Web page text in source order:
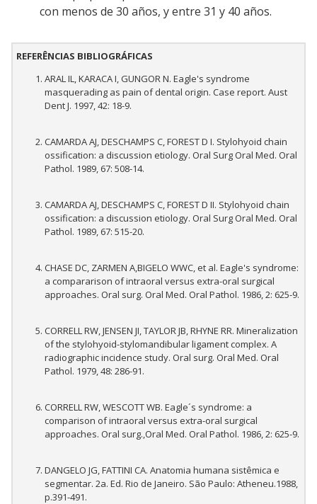
con menos de 30 años, y entre 31 y 40 años.
REFERÊNCIAS BIBLIOGRÁFICAS
ARAL IL, KARACA I, GUNGOR N. Eagle's syndrome
masquerading as pain of dental origin. Case report. Aust
Dent J. 1997, 42: 18-9.
CAMARDA AJ, DESCHAMPS C, FOREST D I. Stylohyoid chain
ossification: a discussion etiology. Oral Surg Oral Med. Oral
Pathol. 1989, 67: 508-14.
CAMARDA AJ, DESCHAMPS C, FOREST D II. Stylohyoid chain
ossification: a discussion etiology. Oral Surg Oral Med. Oral
Pathol. 1989, 67: 515-20.
CHASE DC, ZARMEN A,BIGELO WWC, et al. Eagle's syndrome:
a compararison of intraoral versus extra-oral surgical
approaches. Oral surg. Oral Med. Oral Pathol. 1986, 2: 625-9.
CORRELL RW, JENSEN JI, TAYLOR JB, RHYNE RR. Mineralization
of the stylohyoid-stylomandibular ligament complex. A
radiographic incidence study. Oral surg. Oral Med. Oral
Pathol. 1979, 48: 286-91.
CORRELL RW, WESCOTT WB. Eagle´s syndrome: a
comparison of intraoral versus extra-oral surgical
approaches. Oral surg.,Oral Med. Oral Pathol. 1986, 2: 625-9.
DANGELO JG, FATTINI CA. Anatomia humana sistêmica e
segmentar. 2a. Ed. Rio de Janeiro. São Paulo: Atheneu.1988,
p.391-491.